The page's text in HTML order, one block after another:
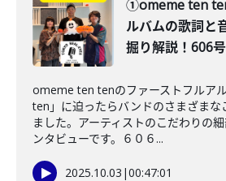
①omeme ten
ルバムの歌詞と
掘り解説！606
omeme ten tenのファーストフルア
ten」に迫ったらバンドのさまざまな
ました。アーティストのこだわりの
ンタビューです。６０６...
2025.10.03 |00:47:01